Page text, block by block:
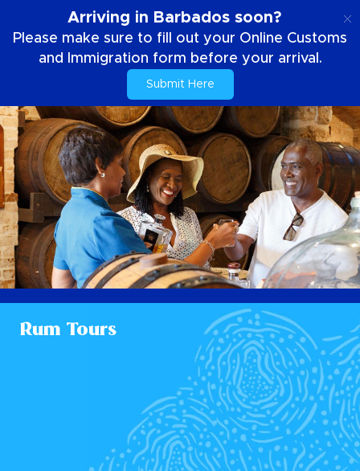
Arriving in Barbados soon?
Please make sure to fill out your Online Customs
and Immigration form before your arrival.
Submit Here
Rum Tours